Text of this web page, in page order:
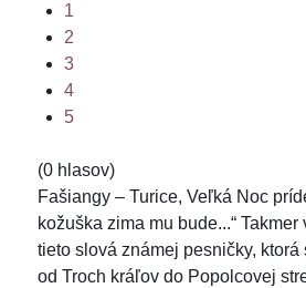
1
2
3
4
5
(0 hlasov)
Fašiangy – Turice, Veľká Noc
kožuška zima mu bude...“
tieto slová známej pesničky,
od Troch kráľov do Popolcovej